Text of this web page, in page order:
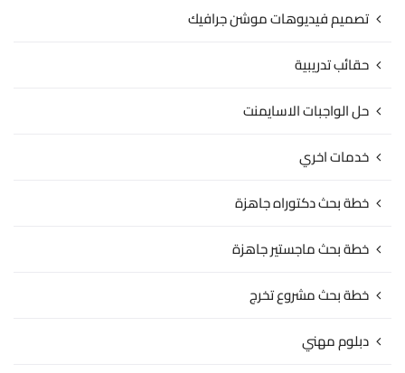
تصميم فيديوهات موشن جرافيك
حقائب تدريبية
حل الواجبات الاسايمنت
خدمات اخري
خطة بحث دكتوراه جاهزة
خطة بحث ماجستير جاهزة
خطة بحث مشروع تخرج
دبلوم مهني